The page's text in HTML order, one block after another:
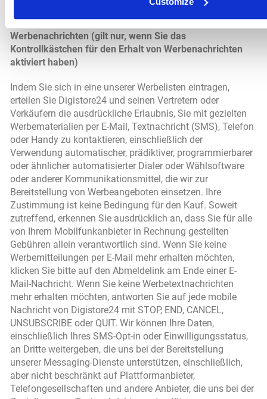
Werbenachrichten (gilt nur, wenn Sie das
Kontrollkästchen für den Erhalt von Werbenachrichten
aktiviert haben)
Indem Sie sich in eine unserer Werbelisten eintragen,
erteilen Sie Digistore24 und seinen Vertretern oder
Verkäufern die ausdrückliche Erlaubnis, Sie mit gezielten
Werbematerialien per E-Mail, Textnachricht (SMS), Telefon
oder Handy zu kontaktieren, einschließlich der
Verwendung automatischer, prädiktiver, programmierbarer
oder ähnlicher automatisierter Dialer oder Wählsoftware
oder anderer Kommunikationsmittel, die wir zur
Bereitstellung von Werbeangeboten einsetzen. Ihre
Zustimmung ist keine Bedingung für den Kauf. Soweit
zutreffend, erkennen Sie ausdrücklich an, dass Sie für alle
von Ihrem Mobilfunkanbieter in Rechnung gestellten
Gebühren allein verantwortlich sind. Wenn Sie keine
Werbemitteilungen per E-Mail mehr erhalten möchten,
klicken Sie bitte auf den Abmeldelink am Ende einer E-
Mail-Nachricht. Wenn Sie keine Werbetextnachrichten
mehr erhalten möchten, antworten Sie auf jede mobile
Nachricht von Digistore24 mit STOP, END, CANCEL,
UNSUBSCRIBE oder QUIT. Wir können Ihre Daten,
einschließlich Ihres SMS-Opt-in oder Einwilligungsstatus,
an Dritte weitergeben, die uns bei der Bereitstellung
unserer Messaging-Dienste unterstützen, einschließlich,
aber nicht beschränkt auf Plattformanbieter,
Telefongesellschaften und andere Anbieter, die uns bei der